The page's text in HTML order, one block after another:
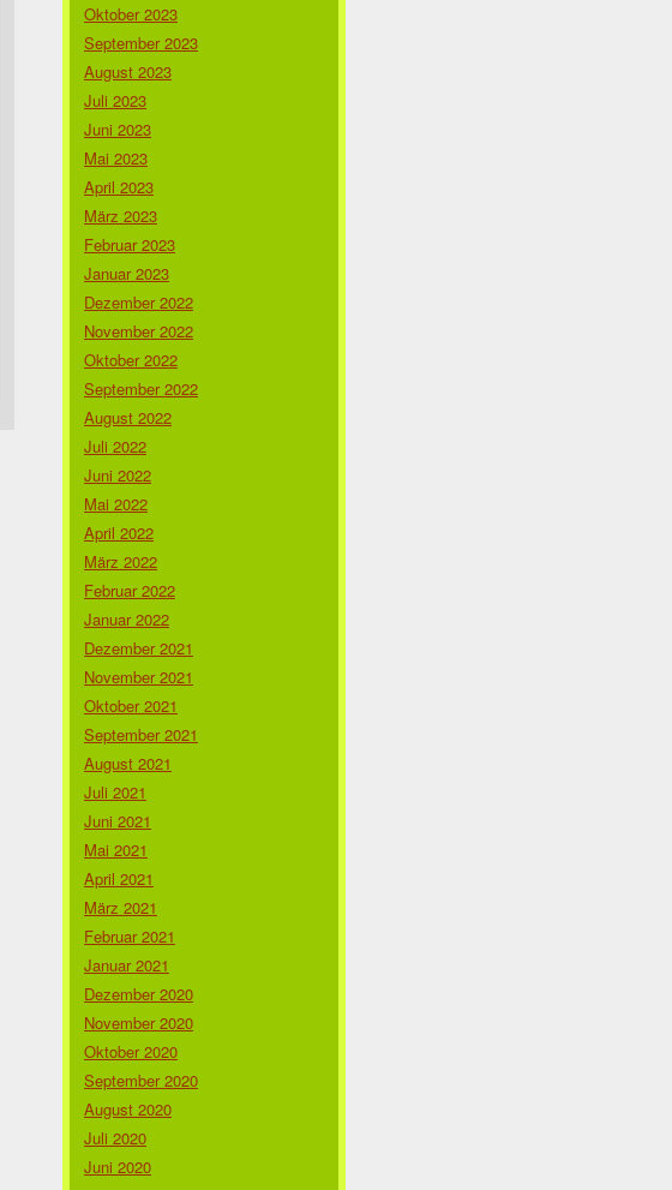
Oktober 2023
September 2023
August 2023
Juli 2023
Juni 2023
Mai 2023
April 2023
März 2023
Februar 2023
Januar 2023
Dezember 2022
November 2022
Oktober 2022
September 2022
August 2022
Juli 2022
Juni 2022
Mai 2022
April 2022
März 2022
Februar 2022
Januar 2022
Dezember 2021
November 2021
Oktober 2021
September 2021
August 2021
Juli 2021
Juni 2021
Mai 2021
April 2021
März 2021
Februar 2021
Januar 2021
Dezember 2020
November 2020
Oktober 2020
September 2020
August 2020
Juli 2020
Juni 2020